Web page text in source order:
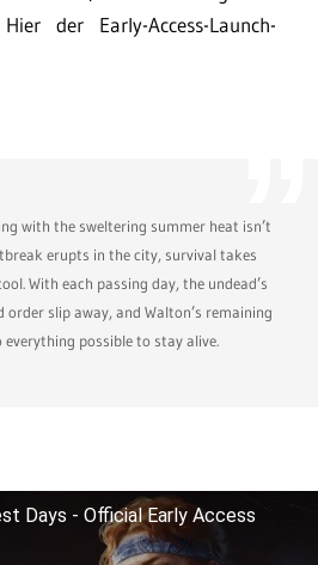
der Early-Access-Launch-
with the sweltering summer heat isn’t
erupts in the city, survival takes
With each passing day, the undead’s
order slip away, and Walton’s remaining
possible to stay alive.
Days - Official Early Access